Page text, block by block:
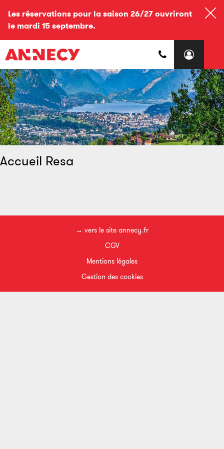
Les réservations pour la saison 26/27 ouvriront
le mardi 15 septembre.
Accueil Resa
→ vers le site annecy.fr
CGV
Mentions légales
Gestion des cookies